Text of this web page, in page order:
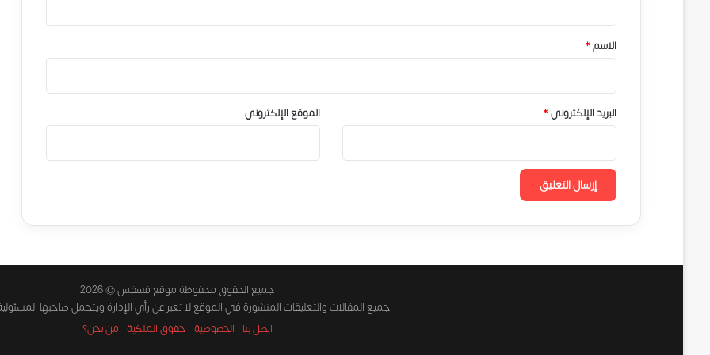
*
الاسم*
البريد الإلكتروني* الموقع الإلكتروني
جميع الحقوق محفوظة موقع فسفس © 2026
جميع المقالات والتعليقات المنشورة في الموقع لا تعبر عن رأي الإدارة ويتحمل صاحبها
اتصل بنا الخصوصية حقوق الملكية من نحن؟